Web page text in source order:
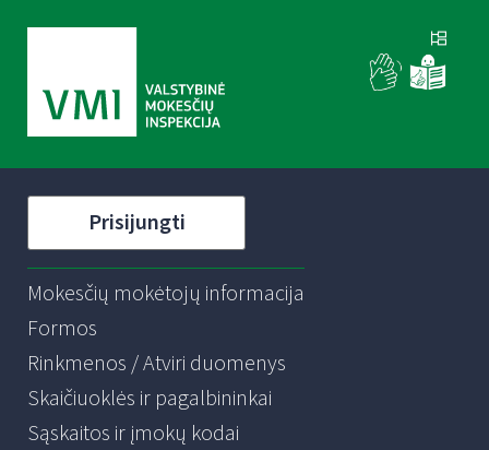
Prisijungti
Mokesčių mokėtojų informacija
Formos
Rinkmenos / Atviri duomenys
Skaičiuoklės ir pagalbininkai
Sąskaitos ir įmokų kodai